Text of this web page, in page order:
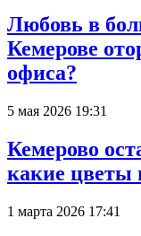
Любовь в
Кемерове
офиса?
5 мая 2026 19:31
Кемерово
какие цветы
1 марта 2026 17:41